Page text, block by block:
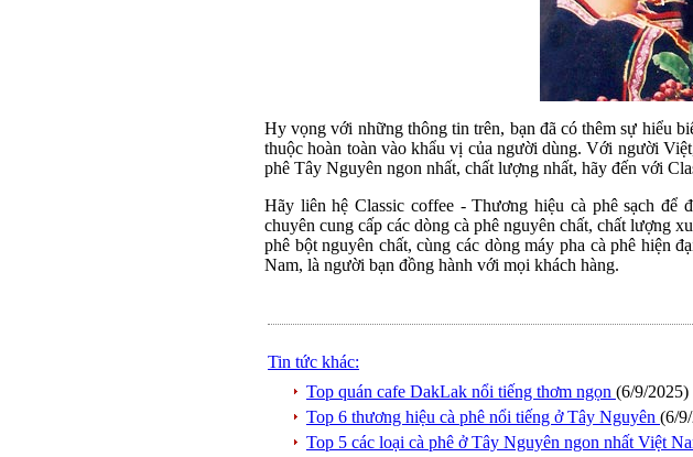
Hy vọng với những thông tin trên, bạn đã có thêm sự hiểu
thuộc hoàn toàn vào khẩu vị của người dùng. Với người
phê Tây Nguyên ngon nhất, chất lượng nhất, hãy đến với
Hãy liên hệ Classic coffee - Thương hiệu cà phê sạch để
chuyên cung cấp các dòng cà phê nguyên chất, chất lượng
phê bột nguyên chất, cùng các dòng máy pha cà phê hiện
Nam, là người bạn đồng hành với mọi khách hàng.
Tin tức khác:
Top quán cafe DakLak nổi tiếng thơm ngọn (6/9/2025)
Top 6 thương hiệu cà phê nổi tiếng ở Tây Nguyên (6/
Top 5 các loại cà phê ở Tây Nguyên ngon nhất Việt